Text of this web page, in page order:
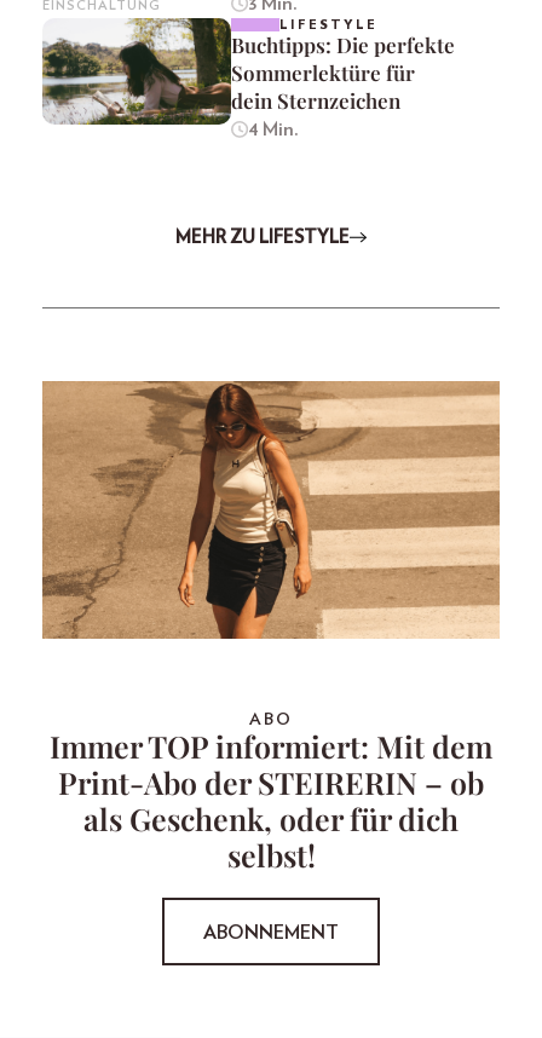
EINSCHALTUNG
LIFESTYLE
Buchtipps: Die perfekte
Sommerlektüre für
dein Sternzeichen
4 Min.
MEHR ZU LIFESTYLE
ABO
Immer TOP informiert: Mit dem
Print-Abo der STEIRERIN – ob
als Geschenk, oder für dich
selbst!
ABONNEMENT